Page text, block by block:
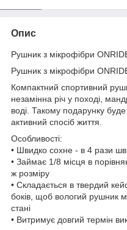
Опис
Рушник з мікрофібри
Рушник з мікрофібри
Компактний спортивний
незамінна річ у поході,
воді. Такому подарунку
активний спосіб життя.
Особливості:
• Швидко сохне - в 4 рази
• Займає 1/8 місця в
ж розміру
• Складається в твердий
боків, щоб вологий рушник
стані
• Витримує довгий термін